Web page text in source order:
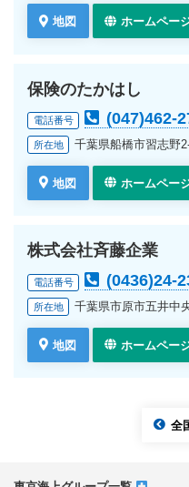
地図 ホームペー
保険のたかはし
電話番号 (047)462-
所在地 千葉県船橋市習志野
地図 ホームペー
株式会社斉藤企業
電話番号 (0436)24-
所在地 千葉県市原市五井中
地図 ホームペー
全